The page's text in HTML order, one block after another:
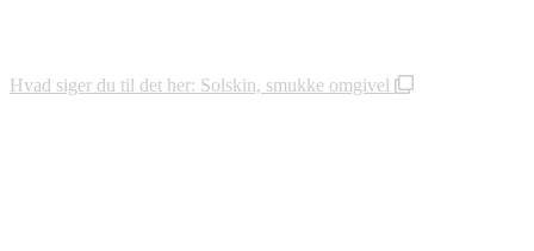
Hvad siger du til det her: Solskin, smukke omgivel